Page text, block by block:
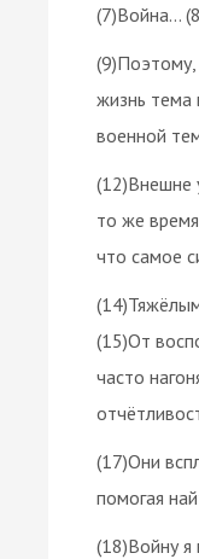
(7)Война…
(9)Поэтому,
жизнь тема
военной
(12)Внешне
то же
что самое
(15)От
часто
(17)Они
помогая
(18)Войну